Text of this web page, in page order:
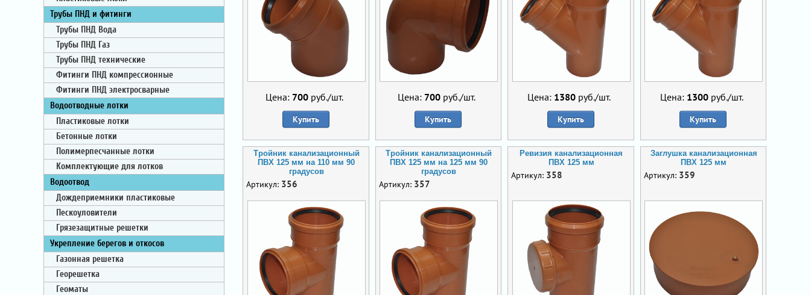
Трубы ПНД и фитинги
Трубы ПНД Вода
Трубы ПНД Газ
Трубы ПНД технические
Фитинги ПНД компрессионные
Фитинги ПНД электросварные
Водоотводные лотки
Пластиковые лотки
Бетонные лотки
Полимерпесчанные лотки
Комплектующие для лотков
Водоотвод
Дождеприемники пластиковые
Пескоуловители
Грязезащитные решетки
Укрепление берегов и откосов
Газонная решетка
Георешетка
Геоматы
Цена: 700руб./шт.
Купить
Цена: 700 руб./шт.
Купить
Цена: 1380 руб./шт.
Купить
Цена: 1300руб./шт.
Купить
Тройник канализационный
ПВХ 125 мм на 110 мм 90
градусов
Артикул: 356
Тройник канализационный
ПВХ 125 мм на 125 мм 90
градусов
Артикул: 357
Ревизия канализационная
ПВХ 125 мм
Артикул: 358
Заглушка канализационная
ПВХ 125 мм
Артикул: 359